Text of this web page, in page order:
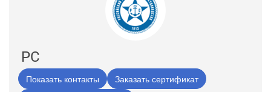
РC
Показать контакты
Заказать сертификат